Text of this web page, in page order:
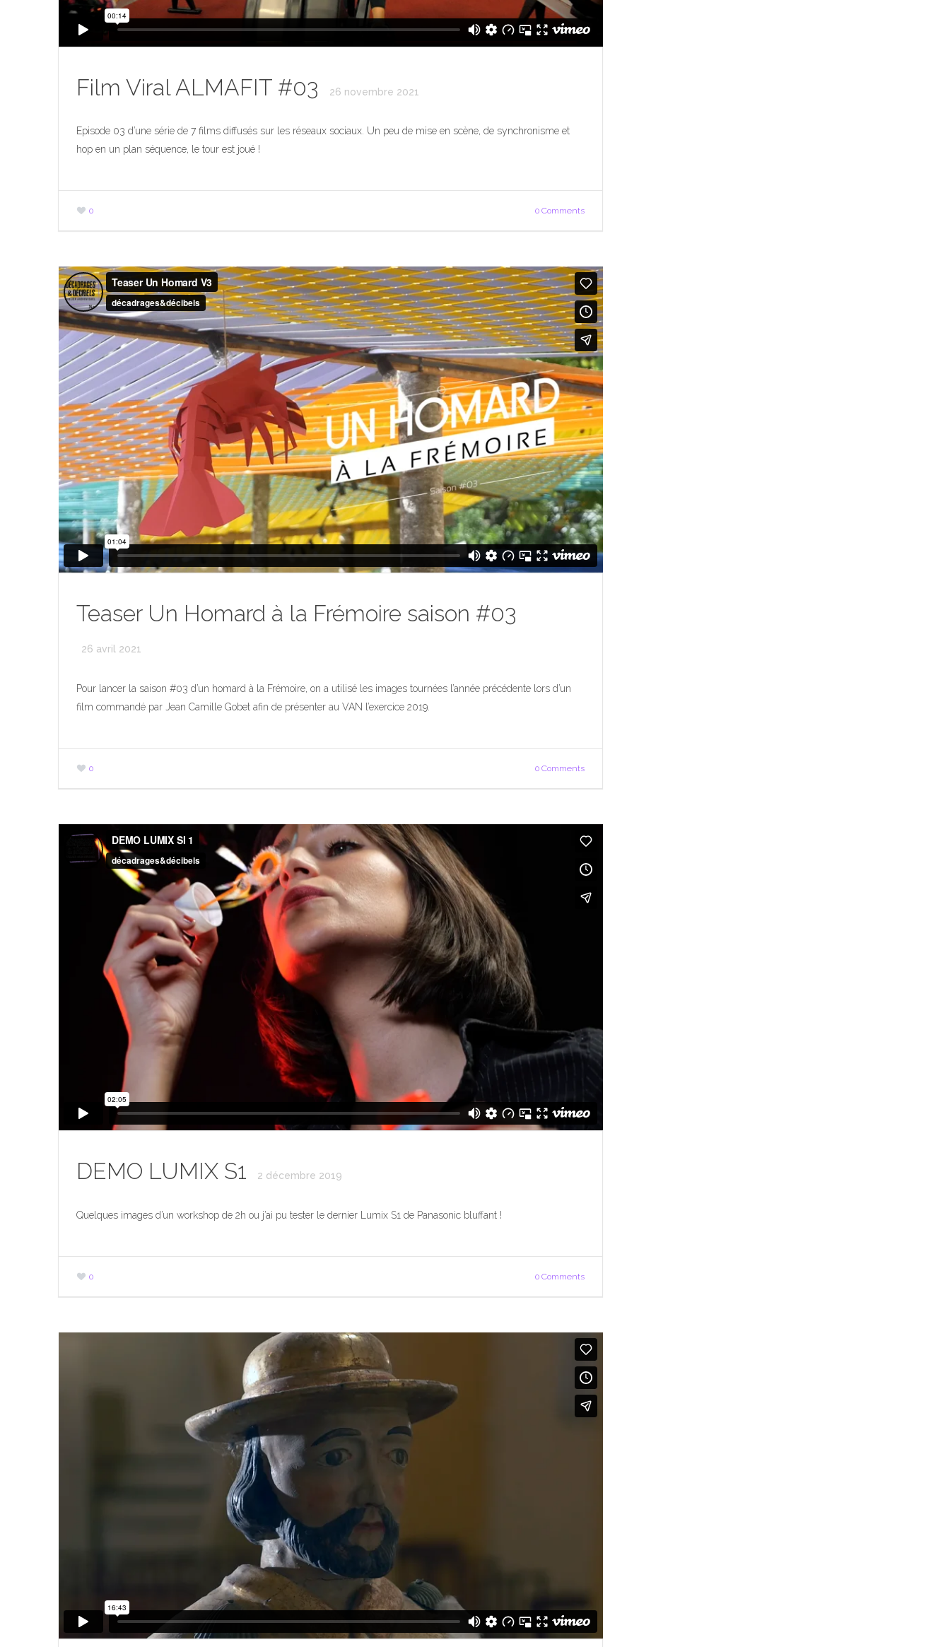
Film Viral ALMAFIT #03 26 novembre 2021
Episode 03 d’une série de 7 films diffusés sur les réseaux sociaux. Un peu de mise en scène, de synchronisme et
hop en un plan séquence, le tour est joué !
0 0 Comments
Teaser Un Homard à la Frémoire saison #03
26 avril 2021
Pour lancer la saison #03 d’un homard à la Frémoire, on a utilisé les images tournées l’année précédente lors d’un
film commandé par Jean Camille Gobet afin de présenter au VAN l’exercice 2019.
0 0 Comments
DEMO LUMIX S1 2 décembre 2019
Quelques images d’un workshop de 2h ou j’ai pu tester le dernier Lumix S1 de Panasonic bluffant !
0 0 Comments